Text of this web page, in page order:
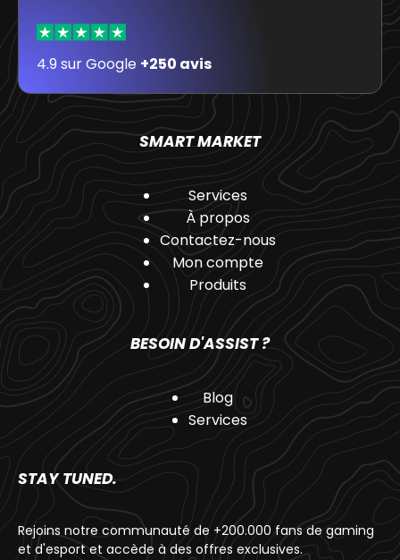
4.9 sur Google +250 avis
SMART MARKET
Services
À propos
Contactez-nous
Mon compte
Produits
BESOIN D'ASSIST ?
Blog
Services
STAY TUNED.
Rejoins notre communauté de +200.000 fans de gaming
et d'esport et accède à des offres exclusives.